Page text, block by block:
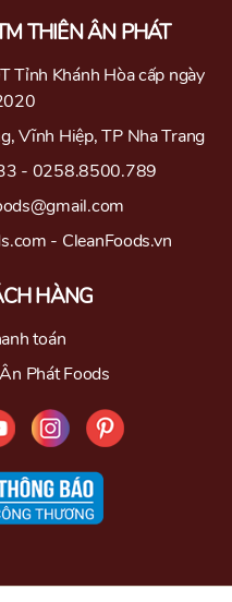
THIÊN ÂN PHÁT
Khánh Hòa cấp ngày
Vĩnh Hiệp, TP Nha Trang
- 0258.8500.789
- CleanFoods.vn
HÀNG
toán
Phát Foods